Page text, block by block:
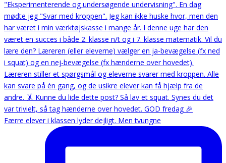
Færre elever i klassen lyder dejligt. Men tvungne